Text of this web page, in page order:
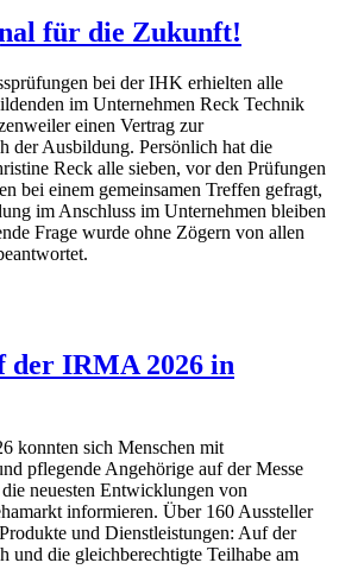
für die Zukunft!
bei der IHK erhielten alle
im Unternehmen Reck Technik
einen Vertrag zur
der Ausbildung. Persönlich hat die
Reck alle sieben, vor den Prüfungen
bei einem gemeinsamen Treffen gefragt,
im Anschluss im Unternehmen bleiben
Frage wurde ohne Zögern von allen
der IRMA 2026 in
konnten sich Menschen mit
pflegende Angehörige auf der Messe
neuesten Entwicklungen von
informieren. Über 160 Aussteller
und Dienstleistungen: Auf der
und die gleichberechtigte Teilhabe am